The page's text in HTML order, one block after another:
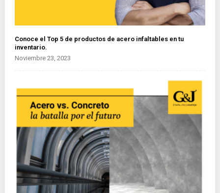
Conoce el Top 5 de productos de acero infaltables en tu
inventario.
Noviembre 23, 2023